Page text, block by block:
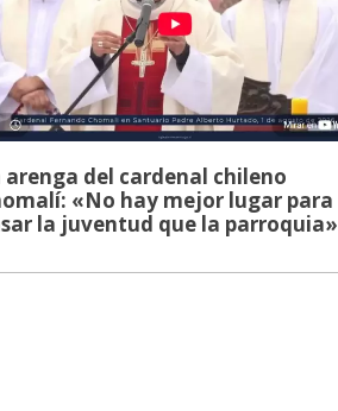
arenga del cardenal chileno
«No hay mejor lugar para
la juventud que la parroquia»